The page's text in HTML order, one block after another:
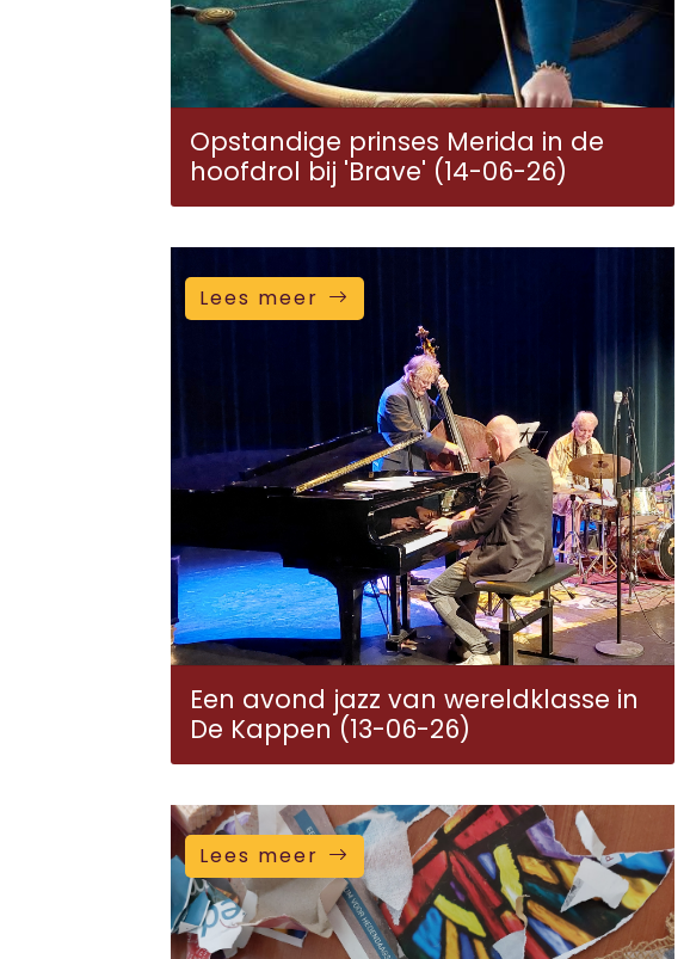
Opstandige prinses Merida in de
hoofdrol bij 'Brave' (14-06-26)
Lees meer
Een avond jazz van wereldklasse in
De Kappen (13-06-26)
Lees meer